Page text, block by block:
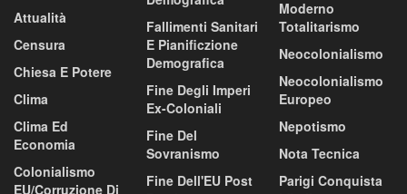
Attualità
Censura
Chiesa E Potere
Clima
Clima Ed
Economia
Colonialismo
EU/corruzione Di
Fallimenti Sanitari
E Pianificzione
Demografica
Fine Degli Imperi
Ex-Coloniali
Fine Del
Sovranismo
Fine Dell'EU Post
Moderno
Totalitarismo
Neocolonialismo
Neocolonialismo
Europeo
Nepotismo
Nota Tecnica
Parigi Conquista